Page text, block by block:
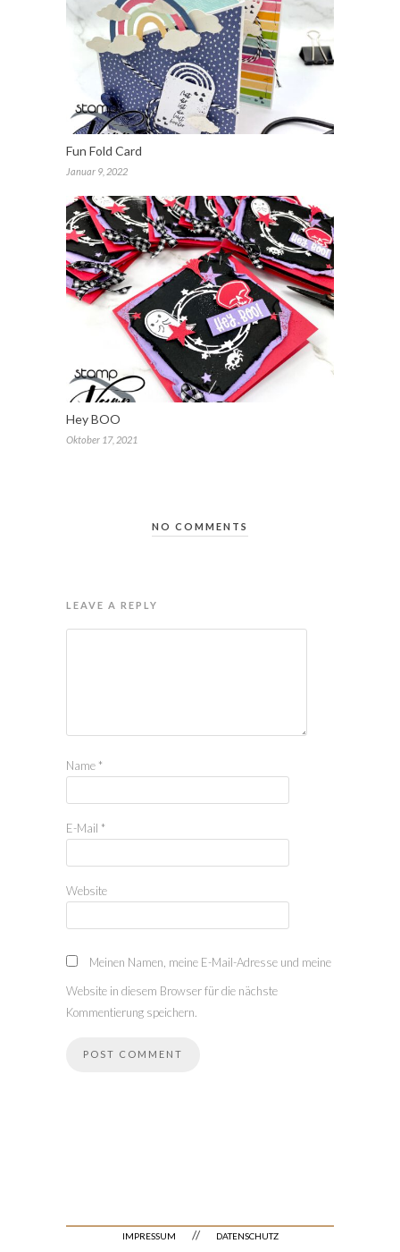
Fun Fold Card
Januar 9, 2022
Hey BOO
Oktober 17, 2021
NO COMMENTS
LEAVE A REPLY
Name *
E-Mail *
Website
Meinen Namen, meine E-Mail-Adresse und meine
Website in diesem Browser für die nächste
Kommentierung speichern.
IMPRESSUM // DATENSCHUTZ